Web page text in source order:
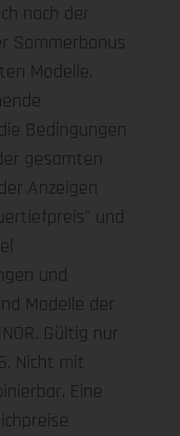
nach der
Sommerbonus
Modelle.
Bedingungen
gesamten
Anzeigen
und
und
Modelle der
Gültig nur
Nicht mit
Eine